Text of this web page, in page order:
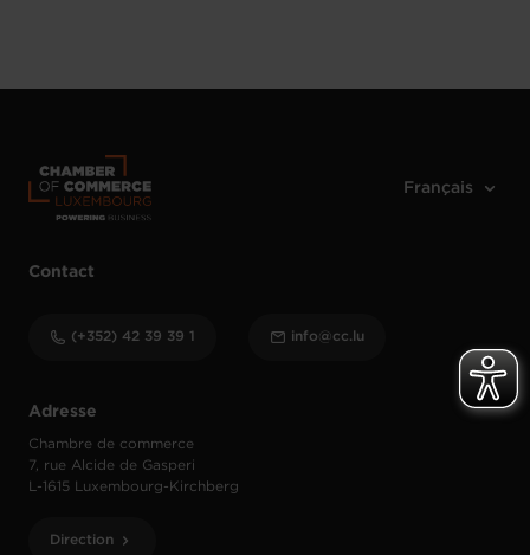
Adresse
Chambre de commerce
7, rue Alcide de Gasperi
L-1615 Luxembourg-Kirchberg
Direction
Contact
(+352) 42 39 39 1 info@cc.lu